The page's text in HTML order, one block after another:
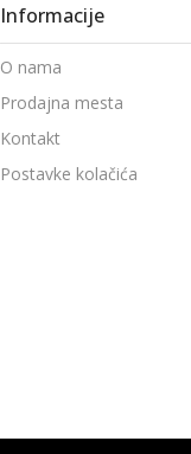
Informacije
O nama
Prodajna mesta
Kontakt
Postavke kolačića